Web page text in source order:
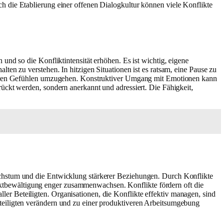
die Etablierung einer offenen Dialogkultur können viele Konflikte
so die Konfliktintensität erhöhen. Es ist wichtig, eigene
zu verstehen. In hitzigen Situationen ist es ratsam, eine Pause zu
Gefühlen umzugehen. Konstruktiver Umgang mit Emotionen kann
werden, sondern anerkannt und adressiert. Die Fähigkeit,
und die Entwicklung stärkerer Beziehungen. Durch Konflikte
enger zusammenwachsen. Konflikte fördern oft die
Beteiligten. Organisationen, die Konflikte effektiv managen, sind
verändern und zu einer produktiveren Arbeitsumgebung